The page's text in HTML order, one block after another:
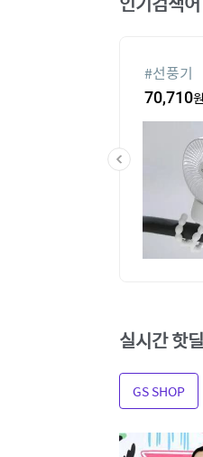
#선풍기
70,710원
실시간 핫
GS SHOP